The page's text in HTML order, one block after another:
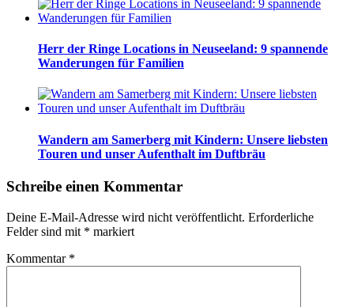
Herr der Ringe Locations in Neuseeland: 9 spannende
Wanderungen für Familien
Wandern am Samerberg mit Kindern: Unsere liebsten
Touren und unser Aufenthalt im Duftbräu
Schreibe einen Kommentar
Deine E-Mail-Adresse wird nicht veröffentlicht. Erforderliche
Felder sind mit * markiert
Kommentar *